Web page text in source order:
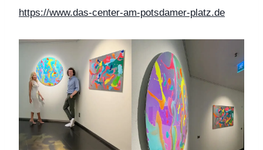
https://www.das-center-am-potsdamer-platz.de